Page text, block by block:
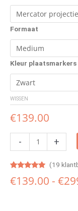
Formaat
Kleur plaatsmarkers
WISSEN
€139.00
- +
4.74
op 5
(19
€139.00 - €